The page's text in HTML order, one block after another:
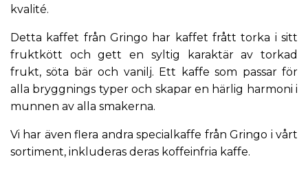
kvalité.
Detta kaffet från Gringo har kaffet frått torka i sitt
fruktkött och gett en syltig karaktär av torkad
frukt, söta bär och vanilj. Ett kaffe som passar för
alla bryggnings typer och skapar en härlig harmoni i
munnen av alla smakerna.
Vi har även flera andraspecialkaffe från Gringo i vårt
sortiment, inkluderas deras koffeinfria kaffe.